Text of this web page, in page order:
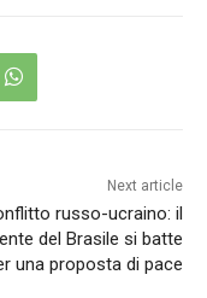
Next article
russo-ucraino: il
del Brasile si batte
una proposta di pace